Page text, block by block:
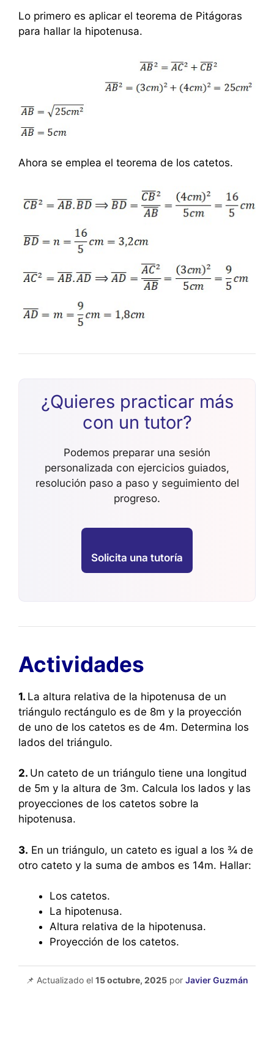
Lo primero es aplicar el teorema de Pitágoras
para hallar la hipotenusa.
Ahora se emplea el teorema de los catetos.
¿Quieres practicar más
con un tutor?
Podemos preparar una sesión
personalizada con ejercicios guiados,
resolución paso a paso y seguimiento del
progreso.
Solicita una tutoría
Actividades
1. La altura relativa de la hipotenusa de un
triángulo rectángulo es de 8m y la proyección
de uno de los catetos es de 4m. Determina los
lados del triángulo.
2. Un cateto de un triángulo tiene una longitud
de 5m y la altura de 3m. Calcula los lados y las
proyecciones de los catetos sobre la
hipotenusa.
3. En un triángulo, un cateto es igual a los ¾ de
otro cateto y la suma de ambos es 14m. Hallar:
Los catetos.
La hipotenusa.
Altura relativa de la hipotenusa.
Proyección de los catetos.
📌 Actualizado el 15 octubre, 2025 por Javier Guzmán